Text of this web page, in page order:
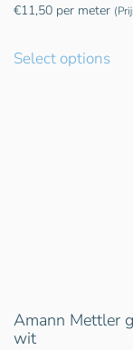
€11,50 per meter
Select options
Amann Mettler
wit